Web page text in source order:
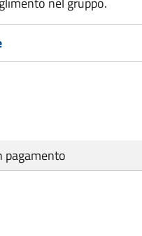
pagamento